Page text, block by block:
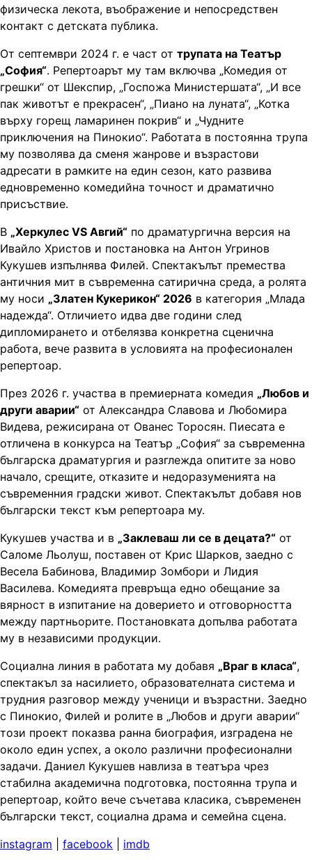
физическа лекота, въображение и непосредствен
контакт с детската публика.
От септември 2024 г. е част от трупата на Театър
„София“. Репертоарът му там включва „Комедия от
грешки“ от Шекспир, „Госпожа Министершата“, „И все
пак животът е прекрасен“, „Пиано на луната“, „Котка
върху горещ ламаринен покрив“ и „Чудните
приключения на Пинокио“. Работата в постоянна трупа
му позволява да сменя жанрове и възрастови
адресати в рамките на един сезон, като развива
едновременно комедийна точност и драматично
присъствие.
В „Херкулес VS Авгий“ по драматургична версия на
Ивайло Христов и постановка на Антон Угринов
Кукушев изпълнява Филей. Спектакълът премества
античния мит в съвременна сатирична среда, а ролята
му носи „Златен Кукерикон“ 2026 в категория „Млада
надежда“. Отличието идва две години след
дипломирането и отбелязва конкретна сценична
работа, вече развита в условията на професионален
репертоар.
През 2026 г. участва в премиерната комедия „Любов и
други аварии“ от Александра Славова и Любомира
Видева, режисирана от Ованес Торосян. Пиесата е
отличена в конкурса на Театър „София“ за съвременна
българска драматургия и разглежда опитите за ново
начало, срещите, отказите и недоразуменията на
съвременния градски живот. Спектакълът добавя нов
български текст към репертоара му.
Кукушев участва и в „Заклеваш ли се в децата?“ от
Саломе Льолуш, поставен от Крис Шарков, заедно с
Весела Бабинова, Владимир Зомбори и Лидия
Василева. Комедията превръща едно обещание за
вярност в изпитание на доверието и отговорността
между партньорите. Постановката допълва работата
му в независими продукции.
Социална линия в работата му добавя „Враг в класа“,
спектакъл за насилието, образователната система и
трудния разговор между ученици и възрастни. Заедно
с Пинокио, Филей и ролите в „Любов и други аварии“
този проект показва ранна биография, изградена не
около един успех, а около различни професионални
задачи. Даниел Кукушев навлиза в театъра чрез
стабилна академична подготовка, постоянна трупа и
репертоар, който вече съчетава класика, съвременен
български текст, социална драма и семейна сцена.
instagram
facebook imdb